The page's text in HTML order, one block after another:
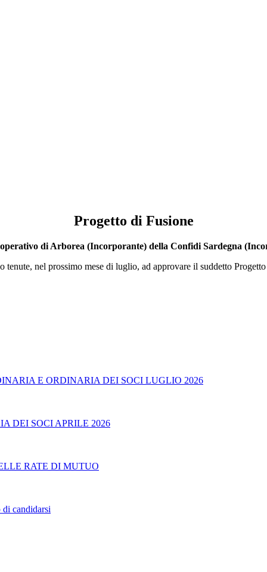
Progetto di Fusione
di Arborea (Incorporante) della Confidi Sardegna
tenute, nel prossimo mese di luglio, ad approvare il suddetto
E ORDINARIA DEI SOCI LUGLIO 2026
DEI SOCI APRILE 2026
RATE DI MUTUO
candidarsi